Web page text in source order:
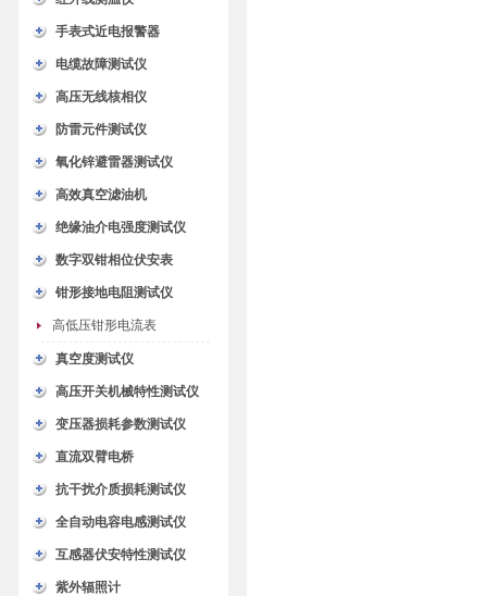
手表式近电报警器
电缆故障测试仪
高压无线核相仪
防雷元件测试仪
氧化锌避雷器测试仪
高效真空滤油机
绝缘油介电强度测试仪
数字双钳相位伏安表
钳形接地电阻测试仪
高低压钳形电流表
真空度测试仪
高压开关机械特性测试仪
变压器损耗参数测试仪
直流双臂电桥
抗干扰介质损耗测试仪
全自动电容电感测试仪
互感器伏安特性测试仪
紫外辐照计